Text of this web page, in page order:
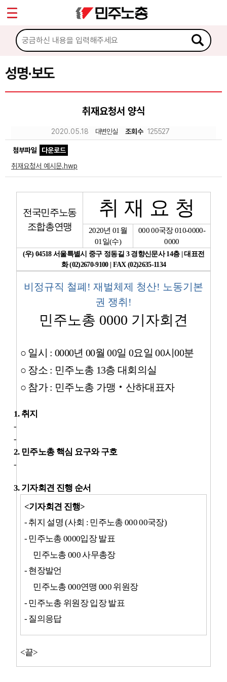
성명·보도
취재요청서 양식
2020.05.18 대변인실 조회수 125527
첨부파일
다운로드
취재요청서 예시문.hwp
전국민주노동
조합총연맹
취 재 요 청
2020년 01 월
01 일(수)
000 00국장010-0000-
0000
(우) 04518서울특별시 중구 정동길 3 경향신문사14층 |대표전
화(02)2670-9100 | FAX (02)2635-1134
비정규직 철폐 ! 재벌체제 청산! 노동기본
권 쟁취 !
민주노총 0000 기자회견
○ 일시 : 0000년00월00일 0요일00시00분
○ 장소 : 민주노총 13층 대회의실
○ 참가: 민주노총 가맹 ‧ 산하대표자
1. 취지
-
-
2. 민주노총 핵심 요구와 구호
-
3. 기자회견 진행 순서
<기자회견 진행>
- 취지 설명(사회 : 민주노총 000 00국장)
- 민주노총 0000입장 발표
민주노총 000사무총장
- 현장발언
민주노총 000연맹 000 위원장
- 민주노총 위원장 입장 발표
- 질의응답
<끝>
마이페이지
소개
소식
공지사항
노동상담
자료
부설기관
업무
Sketchbook5, 스케치북5
Sketchbook5, 스케치북5